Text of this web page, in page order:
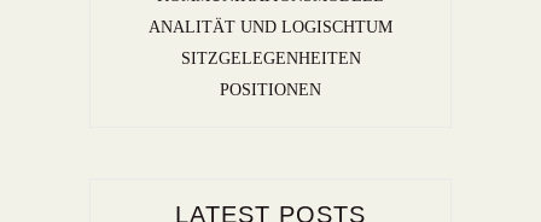
ANALITÄT UND LOGISCHTUM
SITZGELEGENHEITEN
POSITIONEN
LATEST POSTS